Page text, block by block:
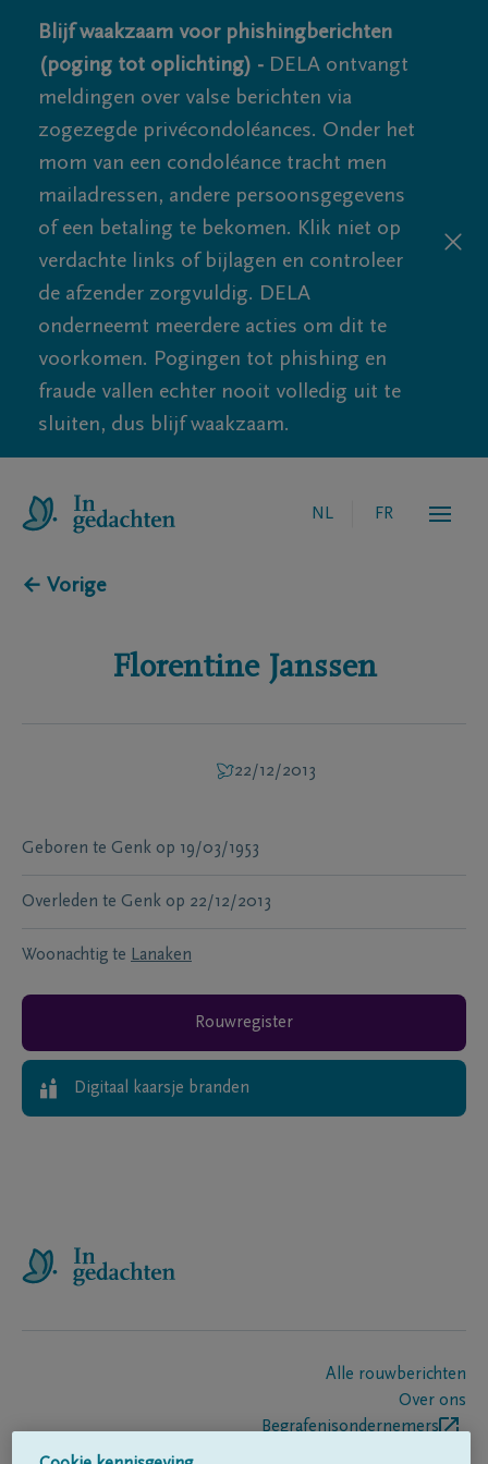
Blijf waakzaam voor phishingberichten
(poging tot oplichting) - DELA ontvangt
meldingen over valse berichten via
zogezegde privécondoléances. Onder het
mom van een condoléance tracht men
mailadressen, andere persoonsgegevens
of een betaling te bekomen. Klik niet op
verdachte links of bijlagen en controleer
de afzender zorgvuldig. DELA
onderneemt meerdere acties om dit te
voorkomen. Pogingen tot phishing en
fraude vallen echter nooit volledig uit te
sluiten, dus blijf waakzaam.
NL FR
← Vorige
Florentine Janssen
22/12/2013
Geboren te Genk op 19/03/1953
Overleden te Genk op 22/12/2013
Woonachtig te Lanaken
Rouwregister
Digitaal kaarsje branden
Alle rouwberichten
Over ons
Begrafenisondernemers